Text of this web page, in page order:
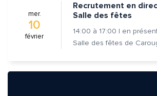
mer.
10
février
Recrutement en
Salle des fêtes
14:00 à 17:00 | en